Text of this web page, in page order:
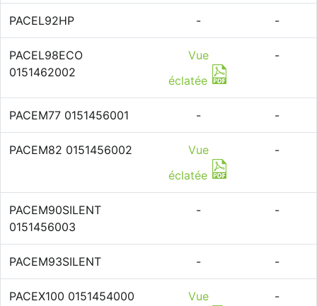
PACEL92HP - -
PACEL98ECO
0151462002
Vue
éclatée
-
PACEM77 0151456001 - -
PACEM82 0151456002
Vue
éclatée
-
PACEM90SILENT
0151456003
- -
PACEM93SILENT - -
PACEX100 0151454000
Vue
-